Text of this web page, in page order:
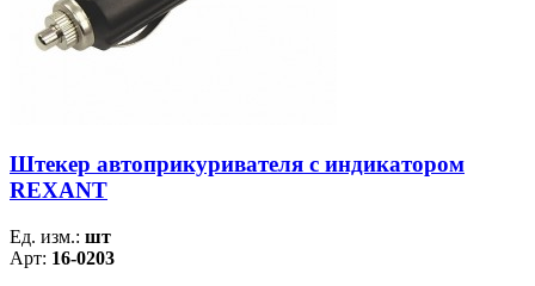
Штекер автоприкуривателя с индикатором
REXANT
Ед. изм.: шт
Арт: 16-0203